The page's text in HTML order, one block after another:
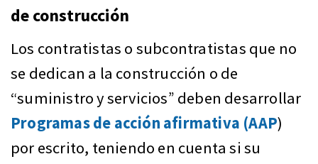
de construcción
Los contratistas o subcontratistas que no
se dedican a la construcción o de
“suministro y servicios” deben desarrollar
Programas de acción afirmativa (AAP)
por escrito, teniendo en cuenta si su